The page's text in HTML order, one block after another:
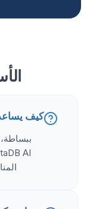
كيف
ببساطة،